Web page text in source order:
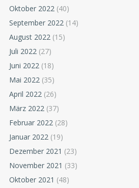
Oktober 2022 (40)
September 2022 (14)
August 2022 (15)
Juli 2022 (27)
Juni 2022 (18)
Mai 2022 (35)
April 2022 (26)
März 2022 (37)
Februar 2022 (28)
Januar 2022 (19)
Dezember 2021 (23)
November 2021 (33)
Oktober 2021 (48)